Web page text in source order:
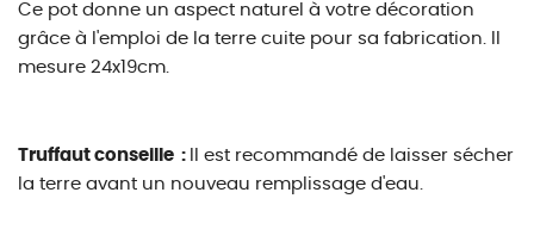
Ce pot donne un aspect naturel à votre décoration
grâce à l'emploi de la terre cuite pour sa fabrication. Il
mesure 24x19cm.
Truffaut conseille :
Il est recommandé de laisser sécher
la terre avant un nouveau remplissage d'eau.